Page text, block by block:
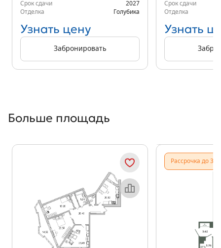
Срок сдачи
2027
Отделка
Голубика
Узнать цену
Забронировать
Срок сдачи
Отделка
Узнать
Больше площадь
Рассрочка до